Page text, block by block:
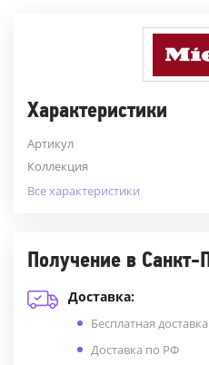
Характеристики
Артикул
Коллекция
Все характеристики
Получение в Санкт-
Доставка:
Бесплатная
Доставка по РФ